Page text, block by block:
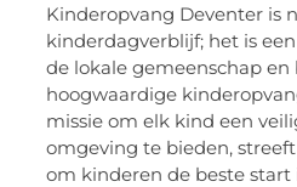
Kinderopvang Deventer is
kinderdagverblijf; het is
de lokale gemeenschap
hoogwaardige
missie om elk kind een
omgeving te bieden,
om kinderen de beste start